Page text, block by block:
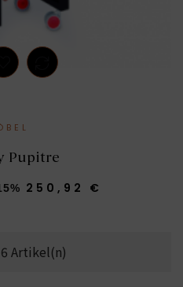
Pupitre
250,92 €
Artikel(n)